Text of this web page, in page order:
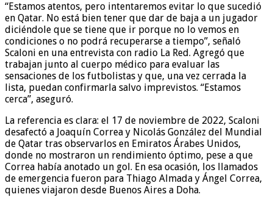
“Estamos atentos, pero intentaremos evitar lo que sucedió
en Qatar. No está bien tener que dar de baja a un jugador
diciéndole que se tiene que ir porque no lo vemos en
condiciones o no podrá recuperarse a tiempo”, señaló
Scaloni en una entrevista con radio La Red. Agregó que
trabajan junto al cuerpo médico para evaluar las
sensaciones de los futbolistas y que, una vez cerrada la
lista, puedan confirmarla salvo imprevistos. “Estamos
cerca”, aseguró.
La referencia es clara: el 17 de noviembre de 2022, Scaloni
desafectó a Joaquín Correa y Nicolás González del Mundial
de Qatar tras observarlos en Emiratos Árabes Unidos,
donde no mostraron un rendimiento óptimo, pese a que
Correa había anotado un gol. En esa ocasión, los llamados
de emergencia fueron para Thiago Almada y Ángel Correa,
quienes viajaron desde Buenos Aires a Doha.